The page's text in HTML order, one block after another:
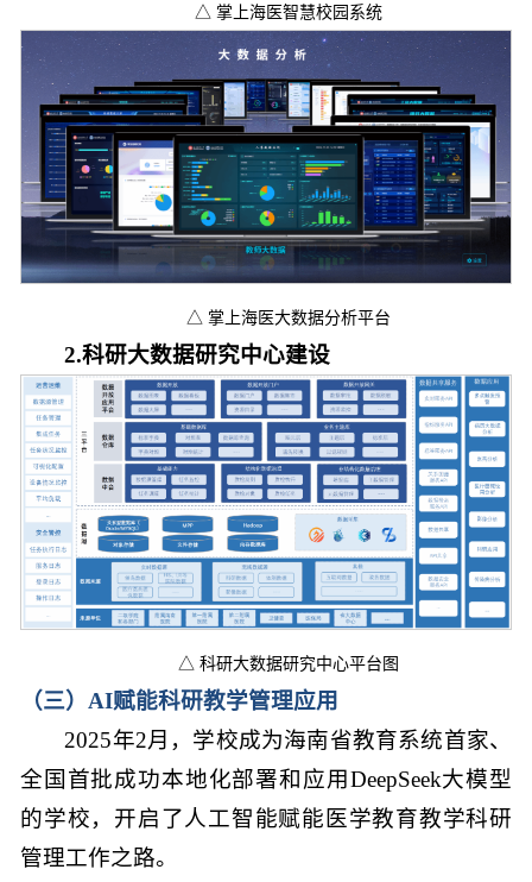
△ 掌上海医智慧校园系统
△ 掌上海医大数据分析平台
2.科研大数据研究中心建设
△ 科研大数据研究中心平台图
（三）AI赋能科研教学管理应用
2025年2月，学校成为海南省教育系统首家、
全国首批成功本地化部署和应用DeepSeek大模型
的学校，开启了人工智能赋能医学教育教学科研
管理工作之路。